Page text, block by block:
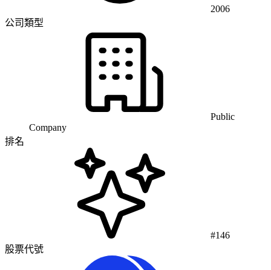
2006
公司類型
Public
Company
排名
#146
股票代號